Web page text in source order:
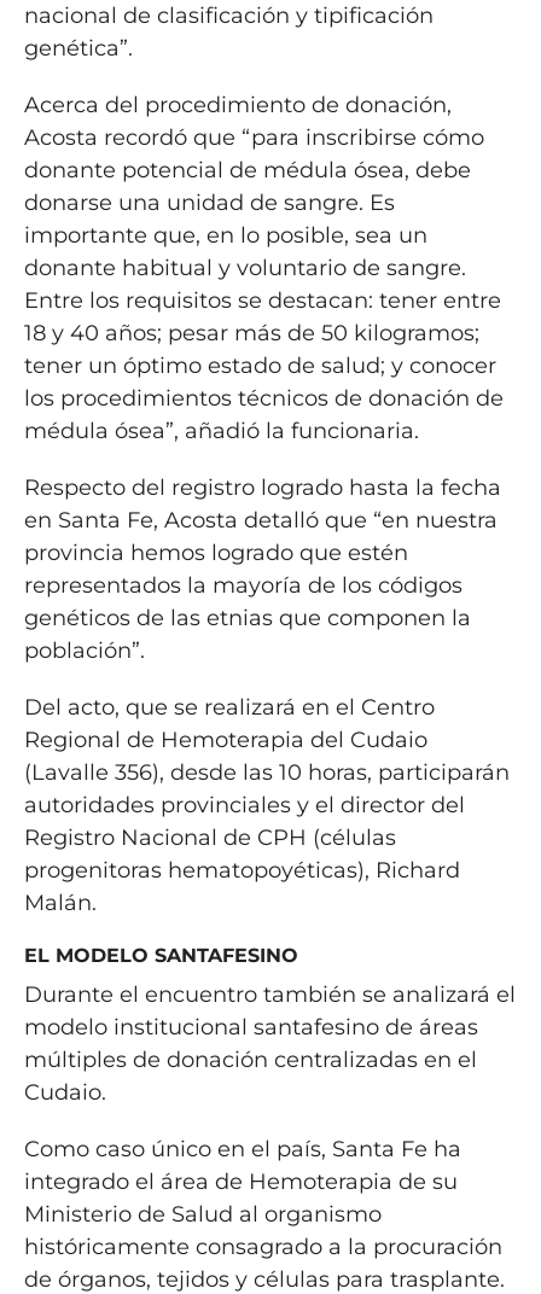
nacional de clasificación y tipificación
genética”.
Acerca del procedimiento de donación,
Acosta recordó que “para inscribirse cómo
donante potencial de médula ósea, debe
donarse una unidad de sangre. Es
importante que, en lo posible, sea un
donante habitual y voluntario de sangre.
Entre los requisitos se destacan: tener entre
18 y 40 años; pesar más de 50 kilogramos;
tener un óptimo estado de salud; y conocer
los procedimientos técnicos de donación de
médula ósea”, añadió la funcionaria.
Respecto del registro logrado hasta la fecha
en Santa Fe, Acosta detalló que “en nuestra
provincia hemos logrado que estén
representados la mayoría de los códigos
genéticos de las etnias que componen la
población”.
Del acto, que se realizará en el Centro
Regional de Hemoterapia del Cudaio
(Lavalle 356), desde las 10 horas, participarán
autoridades provinciales y el director del
Registro Nacional de CPH (células
progenitoras hematopoyéticas), Richard
Malán.
EL MODELO SANTAFESINO
Durante el encuentro también se analizará el
modelo institucional santafesino de áreas
múltiples de donación centralizadas en el
Cudaio.
Como caso único en el país, Santa Fe ha
integrado el área de Hemoterapia de su
Ministerio de Salud al organismo
históricamente consagrado a la procuración
de órganos, tejidos y células para trasplante.